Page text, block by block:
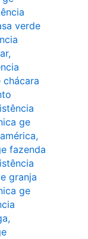
verde
,
chácara
ge
,
fazenda
granja
ge
,